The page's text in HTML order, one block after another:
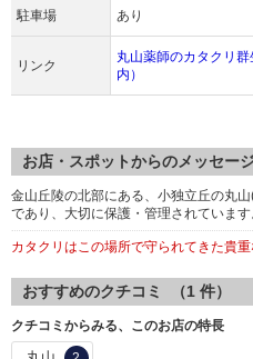
駐車場 あり
リンク
丸山薬師のカタクリ
内）
お店・スポットからのメッセー
金山丘陵の北部にある、小独立丘の丸
であり、大切に保護・管理されていま
カタクリはこの場所で守られてきた貴
おすすめのクチコミ （1 件）
クチコミからみる、このお店の特長